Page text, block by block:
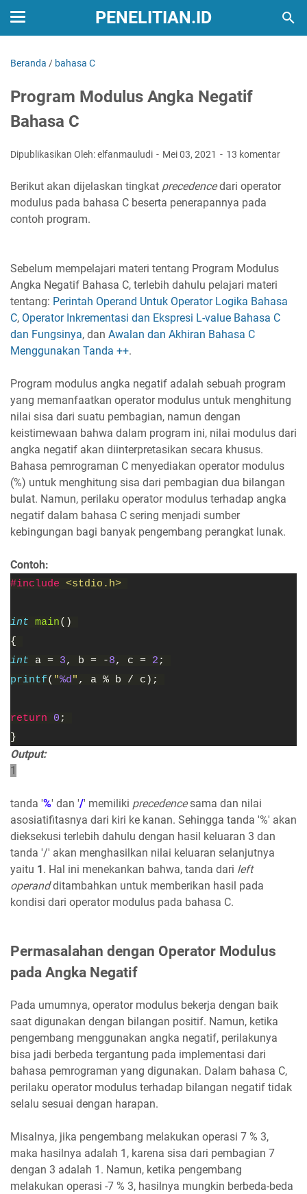
PENELITIAN.ID
Beranda / bahasa C
Program Modulus Angka Negatif
Bahasa C
Dipublikasikan Oleh: elfanmauludi Mei 03, 2021 13 komentar
Berikut akan dijelaskan tingkat precedencedari operator
modulus pada bahasa C beserta penerapannya pada
contoh program.
Sebelum mempelajari materi tentang Program Modulus
Angka Negatif Bahasa C, terlebih dahulu pelajari materi
tentang: Perintah Operand Untuk Operator Logika Bahasa
C, Operator Inkrementasi dan Ekspresi L-value Bahasa C
dan Fungsinya, dan Awalan dan Akhiran Bahasa C
Menggunakan Tanda ++.
Program modulus angka negatif adalah sebuah program
yang memanfaatkan operator modulus untuk menghitung
nilai sisa dari suatu pembagian, namun dengan
keistimewaan bahwa dalam program ini, nilai modulus dari
angka negatif akan diinterpretasikan secara khusus.
Bahasa pemrograman C menyediakan operator modulus
(%) untuk menghitung sisa dari pembagian dua bilangan
bulat. Namun, perilaku operator modulus terhadap angka
negatif dalam bahasa C sering menjadi sumber
kebingungan bagi banyak pengembang perangkat lunak.
Contoh:
#include <stdio.h>
int main()
{
int a = 3, b = -8, c = 2 ;
printf( "%d " , a % b / c);
return 0 ;
}
Output:
1
tanda '%' dan '/' memiliki precedencesama dan nilai
asosiatifitasnya dari kiri ke kanan. Sehingga tanda '%' akan
dieksekusi terlebih dahulu dengan hasil keluaran 3 dan
tanda '/' akan menghasilkan nilai keluaran selanjutnya
yaitu 1. Hal ini menekankan bahwa, tanda dari left
operandditambahkan untuk memberikan hasil pada
kondisi dari operator modulus pada bahasa C.
Permasalahan dengan Operator Modulus
pada Angka Negatif
Pada umumnya, operator modulus bekerja dengan baik
saat digunakan dengan bilangan positif. Namun, ketika
pengembang menggunakan angka negatif, perilakunya
bisa jadi berbeda tergantung pada implementasi dari
bahasa pemrograman yang digunakan. Dalam bahasa C,
perilaku operator modulus terhadap bilangan negatif tidak
selalu sesuai dengan harapan.
Misalnya, jika pengembang melakukan operasi 7 % 3,
maka hasilnya adalah 1, karena sisa dari pembagian 7
dengan 3 adalah 1. Namun, ketika pengembang
melakukan operasi -7 % 3, hasilnya mungkin berbeda-beda